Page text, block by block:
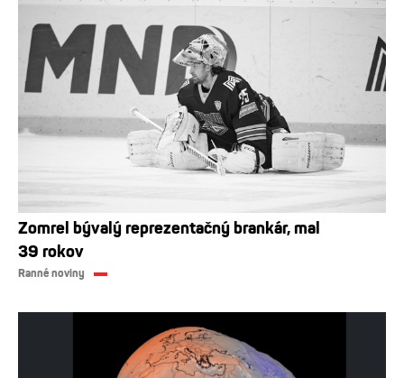
Zomrel bývalý reprezentačný brankár, mal
39 rokov
Ranné noviny